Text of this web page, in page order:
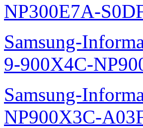
NP300E7A-
Samsung-
9-900X4C-
Samsung-
NP900X3C-